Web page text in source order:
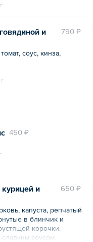
790 ₽
и
соус, кинза,
450 ₽
650 ₽
и
капуста, репчатый
в блинчик и
корочки.
соусом.